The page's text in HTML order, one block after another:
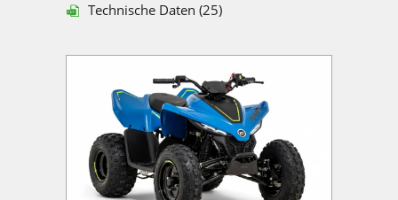
Technische Daten (25)